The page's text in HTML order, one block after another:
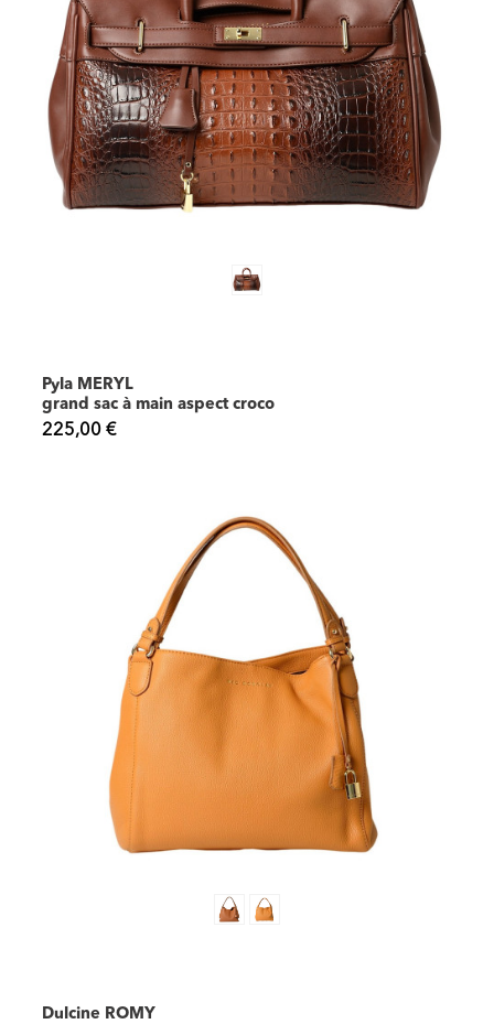
Pyla MERYL
grand sac à main aspect croco
225,00 €
Dulcine ROMY